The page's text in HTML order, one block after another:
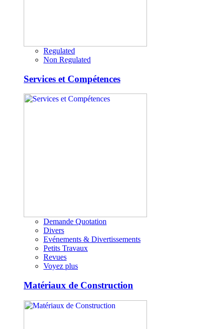
Regulated
Non Regulated
Services et Compétences
Demande Quotation
Divers
Evénements & Divertissements
Petits Travaux
Revues
Voyez plus
Matériaux de Construction